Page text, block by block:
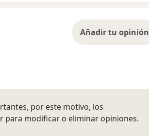
Añadir tu opinión
por este motivo, los
para modificar o eliminar opiniones.